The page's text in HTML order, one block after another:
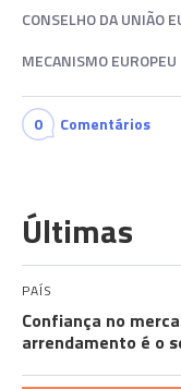
CONSELHO DA UNIÃO
MECANISMO EUROPEU
0 Comentários
Últimas
PAÍS
Confiança no
arrendamento é o